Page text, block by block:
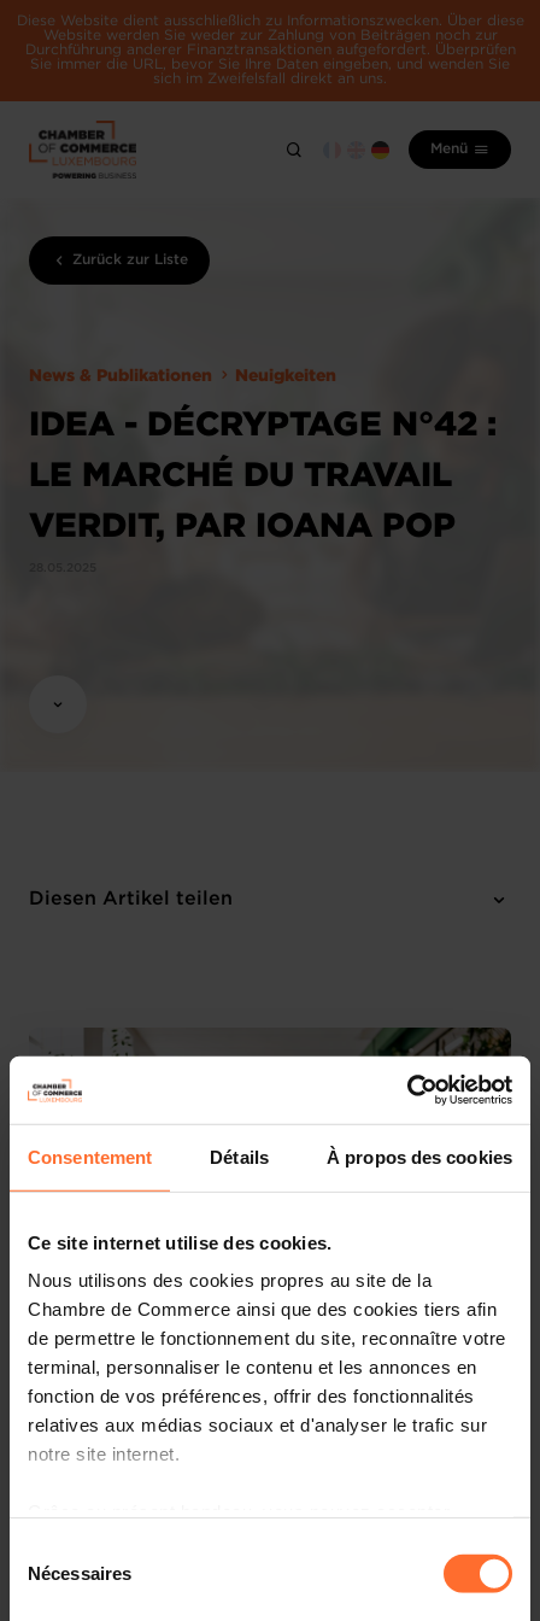
Consentement Détails À propos des cookies
Ce site internet utilise des cookies.
Nous utilisons des cookies propres au site de la
Chambre de Commerce ainsi que des cookies tiers afin
de permettre le fonctionnement du site, reconnaître votre
terminal, personnaliser le contenu et les annonces en
fonction de vos préférences, offrir des fonctionnalités
relatives aux médias sociaux et d'analyser le trafic sur
notre site internet.
à l’exception des cookies strictement nécessaires au
fonctionnement du site. Une description des différents
Nécessaires
Diese Website dient ausschließlich zu Informationszwecken. Über diese
Website werden Sie weder zur Zahlung von Beiträgen noch zur
Durchführung anderer Finanztransaktionen aufgefordert. Überprüfen
Sie immer die URL, bevor Sie Ihre Daten eingeben, und wenden Sie
sich im Zweifelsfall direkt an uns.
Menü
Zurück zur Liste
News & Publikationen Neuigkeiten
IDEA - DÉCRYPTAGE N°42 :
LE MARCHÉ DU TRAVAIL
VERDIT, PAR IOANA POP
Diesen Artikel teilen
Au Luxembourg, les emplois liés aux biens et aux
services environnementaux[1] ont augmenté depuis 2015,
atteignant ainsi une part de 5,7% de l’emploi total en
(2,7%). Mais avec le ralentissement de l’emploi total
devra faire face à de nouveaux défis pour poursuivre sa